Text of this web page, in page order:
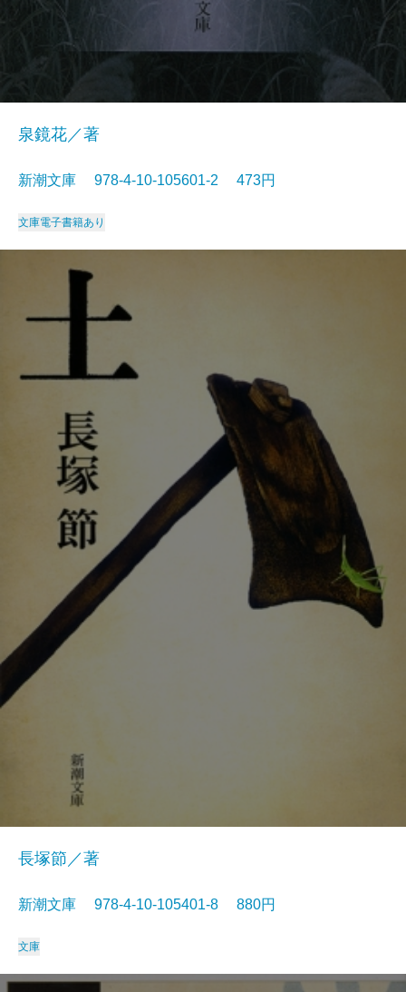
泉鏡花／著
新潮文庫 978-4-10-105601-2 473円
文庫電子書籍あり
長塚節／著
新潮文庫 978-4-10-105401-8 880円
文庫